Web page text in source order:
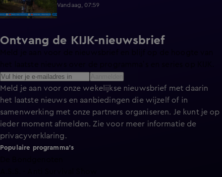
Vandaag, 07:59
Ontvang de KIJK-nieuwsbrief
Meld je aan voor onze wekelijkse nieuwsbrief met daarin
het laatste nieuws en aanbiedingen die wijzelf of in
samenwerking met onze partners organiseren. Je kunt je op
ieder moment afmelden. Zie voor meer informatie de
privacyverklaring.
Populaire programma's